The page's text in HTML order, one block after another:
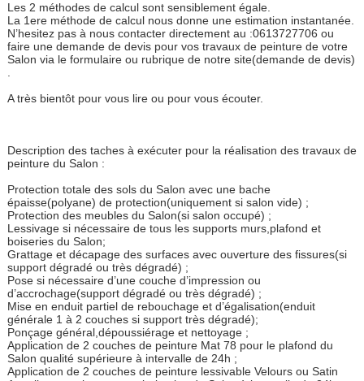
Les 2 méthodes de calcul sont sensiblement égale.
La 1ere méthode de calcul nous donne une estimation instantanée.
N’hesitez pas à nous contacter directement au :0613727706 ou
faire une demande de devis pour vos travaux de peinture de votre
Salon via le formulaire ou rubrique de notre site(demande de devis)
A très bientôt pour vous lire ou pour vous écouter.
Description des taches à exécuter pour la réalisation des travaux de
peinture du Salon :
Protection totale des sols du Salon avec une bache
épaisse(polyane) de protection(uniquement si salon vide) ;
Protection des meubles du Salon(si salon occupé) ;
Lessivage si nécessaire de tous les supports murs,plafond et
boiseries du Salon;
Grattage et décapage des surfaces avec ouverture des fissures(si
support dégradé ou très dégradé) ;
Pose si nécessaire d’une couche d’impression ou
d’accrochage(support dégradé ou très dégradé) ;
Mise en enduit partiel de rebouchage et d’égalisation(enduit
générale 1 à 2 couches si support très dégradé);
Ponçage général,dépoussiérage et nettoyage ;
Application de 2 couches de peinture Mat 78 pour le plafond du
Salon qualité supérieure à intervalle de 24h ;
Application de 2 couches de peinture lessivable Velours ou Satin